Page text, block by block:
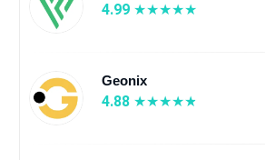
4.99
Geonix
4.88